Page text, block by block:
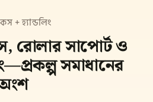
+ হ্যান্ডলিং
রোলার সাপোর্ট ও
সমাধানের